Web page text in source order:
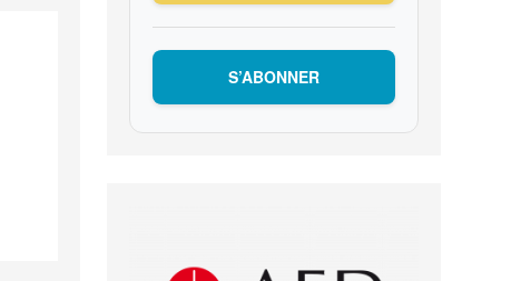
S’ABONNER